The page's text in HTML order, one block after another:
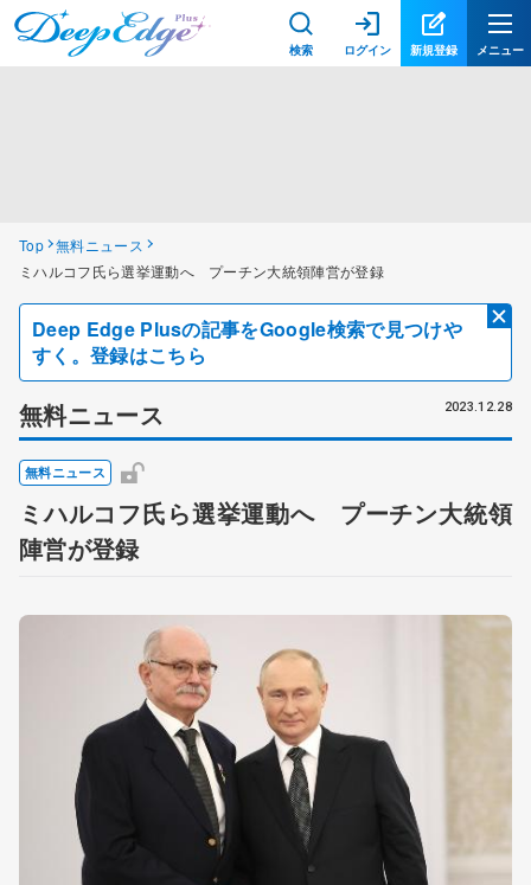
検索 ログイン 新規登録 メニュー
Top 無料ニュース
ミハルコフ氏ら選挙運動へ プーチン大統領陣営が登録
Deep Edge Plusの記事をGoogle検索で見つけや
すく。登録はこちら
無料ニュース 2023.12.28
無料ニュース
ミハルコフ氏ら選挙運動へ プーチン大統領
陣営が登録